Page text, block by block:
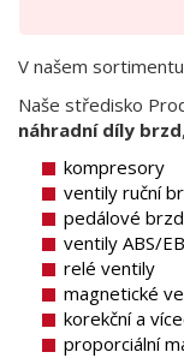
V našem
Naše středisko
náhradní díly brzd
kompresory
ventily ruční
pedálové
ventily ABS/
relé ventily
magnetické
korekční a
proporciální